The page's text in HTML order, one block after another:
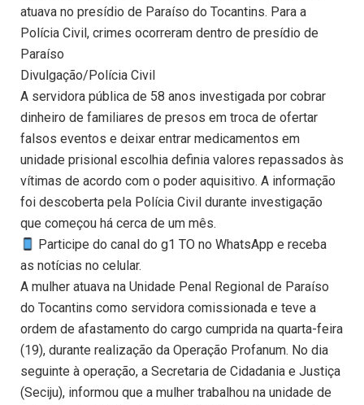
atuava no presídio de Paraíso do Tocantins. Para a
Polícia Civil, crimes ocorreram dentro de presídio de
Paraíso
Divulgação/Polícia Civil
A servidora pública de 58 anos investigada por cobrar
dinheiro de familiares de presos em troca de ofertar
falsos eventos e deixar entrar medicamentos em
unidade prisional escolhia definia valores repassados às
vítimas de acordo com o poder aquisitivo. A informação
foi descoberta pela Polícia Civil durante investigação
que começou há cerca de um mês.
Participe do canal do g1 TO no WhatsApp e receba
as notícias no celular.
A mulher atuava na Unidade Penal Regional de Paraíso
do Tocantins como servidora comissionada e teve a
ordem de afastamento do cargo cumprida na quarta-feira
(19), durante realização da Operação Profanum. No dia
seguinte à operação, a Secretaria de Cidadania e Justiça
(Seciju), informou que a mulher trabalhou na unidade de